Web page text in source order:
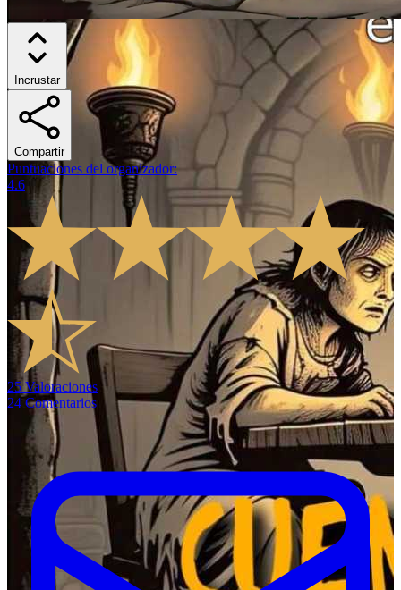
Incrustar
Compartir
Puntuaciones del organizador:
4.6
25 Valoraciones
24 Comentarios